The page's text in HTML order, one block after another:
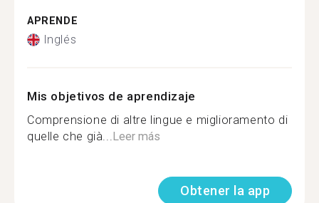
APRENDE
Inglés
Mis objetivos de aprendizaje
Comprensione di altre lingue e miglioramento di
quelle che già...Leer más
Obtener la app